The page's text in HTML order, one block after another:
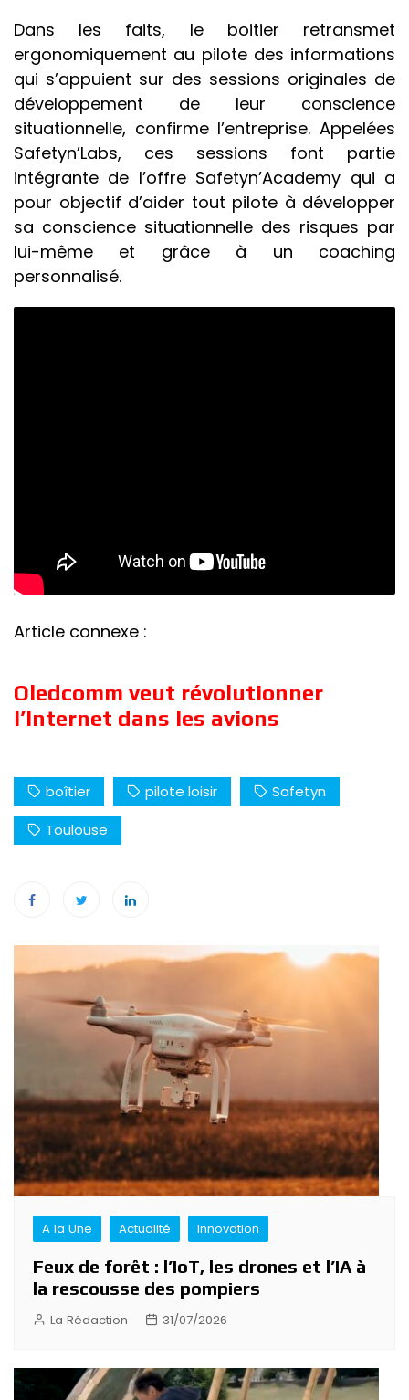
Dans les faits, le boitier retransmet
ergonomiquement au pilote des informations
qui s’appuient sur des sessions originales de
développement de leur conscience
situationnelle, confirme l’entreprise. Appelées
Safetyn’Labs, ces sessions font partie
intégrante de l’offre Safetyn’Academy qui a
pour objectif d’aider tout pilote à développer
sa conscience situationnelle des risques par
lui-même et grâce à un coaching
personnalisé.
Article connexe :
Oledcomm veut révolutionner
l’Internet dans les avions
boîtier pilote loisir
Safetyn
Toulouse
Navigation
de
l’article
A la Une Actualité Innovation
Feux de forêt : l’IoT, les drones et l’IA à
la rescousse des pompiers
La Rédaction 31/07/2026